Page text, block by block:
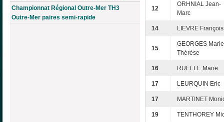
Championnat Régional Outre-Mer TH3
Outre-Mer paires semi-rapide
12
ORHNIAL Jean-
Marc
14 LIEVRE François
15
GEORGES
Thérèse
16 RUELLE Marie
17 LEURQUIN Eric
17 MARTINET
19 TENTHOREY